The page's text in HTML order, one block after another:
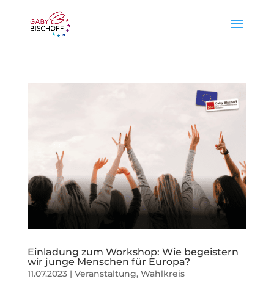
Einladung zum Workshop: Wie begeistern
wir junge Menschen für Europa?
11.07.2023| Veranstaltung, Wahlkreis